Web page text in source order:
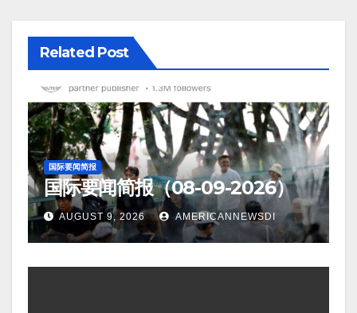
Related Post
国际要闻简报
国际要闻简报（08-09-2026）
AUGUST 9, 2026 AMERICANNEWSDI